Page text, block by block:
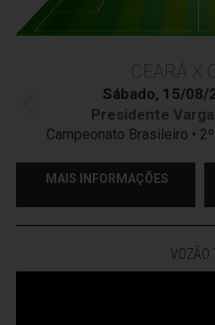
CEARÁ X
Sábado, 15/08/
Presidente
Campeonato Brasileiro •
MAIS INFORMAÇÕES
VOZÃO